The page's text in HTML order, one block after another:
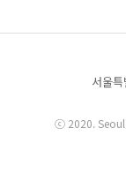
서울
ⓒ2020.